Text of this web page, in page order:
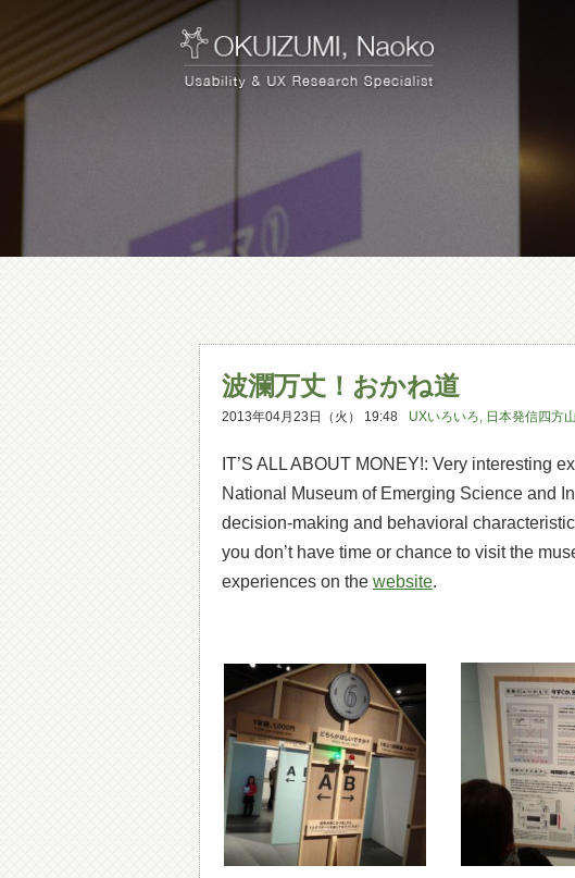
波瀾万丈！おかね道
2013年04月23日（火） 19:48 UXいろいろ, 日本発信四方
IT’S ALL ABOUT MONEY!: Very interesting
National Museum of Emerging Science and
decision-making and behavioral
you don’t have time or chance to visit the
experiences on the website.